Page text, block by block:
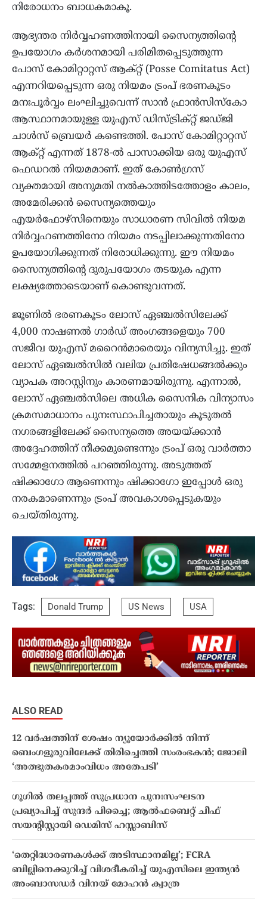
നിരോധനം ബാധകമാകൂ.
ആഭ്യന്തര നിര്‍വ്വഹണത്തിനായി സൈന്യത്തിന്റെ
ഉപയോഗം കര്‍ശനമായി പരിമിതപ്പെടുത്തുന്ന
പോസ് കോമിറ്റാറ്റസ് ആക്റ്റ് (Posse Comitatus Act)
എന്നറിയപ്പെടുന്ന ഒരു നിയമം ട്രംപ് ഭരണകൂടം
മനഃപൂര്‍വ്വം ലംഘിച്ചുവെന്ന് സാന്‍ ഫ്രാന്‍സിസ്‌കോ
ആസ്ഥാനമായുള്ള യുഎസ് ഡിസ്ട്രിക്റ്റ് ജഡ്ജി
ചാള്‍സ് ബ്രെയര്‍ കണ്ടെത്തി. പോസ് കോമിറ്റാറ്റസ്
ആക്റ്റ് എന്നത് 1878-ല്‍ പാസാക്കിയ ഒരു യുഎസ്
ഫെഡറല്‍ നിയമമാണ്. ഇത് കോണ്‍ഗ്രസ്
വ്യക്തമായി അനുമതി നല്‍കാത്തിടത്തോളം കാലം,
അമേരിക്കന്‍ സൈന്യത്തെയും
എയര്‍ഫോഴ്സിനെയും സാധാരണ സിവില്‍ നിയമ
നിര്‍വ്വഹണത്തിനോ നിയമം നടപ്പിലാക്കുന്നതിനോ
ഉപയോഗിക്കുന്നത് നിരോധിക്കുന്നു. ഈ നിയമം
സൈന്യത്തിന്റെ ദുരുപയോഗം തടയുക എന്ന
ലക്ഷ്യത്തോടെയാണ് കൊണ്ടുവന്നത്.
ജൂണില്‍ ഭരണകൂടം ലോസ് ഏഞ്ചല്‍സിലേക്ക്
4,000 നാഷണല്‍ ഗാര്‍ഡ് അംഗങ്ങളെയും 700
സജീവ യുഎസ് മറൈന്‍മാരെയും വിന്യസിച്ചു. ഇത്
ലോസ് ഏഞ്ചല്‍സില്‍ വലിയ പ്രതിഷേധങ്ങല്‍ക്കും
വ്യാപക അറസ്റ്റിനും കാരണമായിരുന്നു. എന്നാല്‍,
ലോസ് ഏഞ്ചല്‍സിലെ അധിക സൈനിക വിന്യാസം
ക്രമസമാധാനം പുനഃസ്ഥാപിച്ചതായും കൂടുതല്‍
നഗരങ്ങളിലേക്ക് സൈന്യത്തെ അയയ്ക്കാന്‍
അദ്ദേഹത്തിന് നീക്കമുണ്ടെന്നും ട്രംപ് ഒരു വാര്‍ത്താ
സമ്മേളനത്തില്‍ പറഞ്ഞിരുന്നു. അടുത്തത്
ഷിക്കാഗോ ആണെന്നും ഷിക്കാഗോ ഇപ്പോള്‍ ഒരു
നരകമാണെന്നും ട്രംപ് അവകാശപ്പെടുകയും
ചെയ്തിരുന്നു.
Tags: Donald Trump US News USA
ALSO READ
12 വർഷത്തിന് ശേഷം ന്യൂയോർക്കിൽ നിന്ന്
ബെംഗളൂരുവിലേക്ക് തിരിച്ചെത്തി സംരംഭകൻ; ജോലി
‘അത്ഭുതകരമാംവിധം അതേപടി’
ഗൂഗിൽ തലപ്പത്ത് സുപ്രധാന പുനഃസംഘടന
പ്രഖ്യാപിച്ച് സുന്ദർ പിച്ചൈ; ആൽഫബെറ്റ് ചീഫ്
സയൻ്റിസ്റ്റായി ഡെമിസ് ഹസ്സാബിസ്
‘തെറ്റിദ്ധാരണകൾക്ക് അടിസ്ഥാനമില്ല’; FCRA
ബില്ലിനെക്കുറിച്ച് വിശദീകരിച്ച് യുഎസിലെ ഇന്ത്യൻ
അംബാസഡർ വിനയ് മോഹൻ ക്വാത്ര